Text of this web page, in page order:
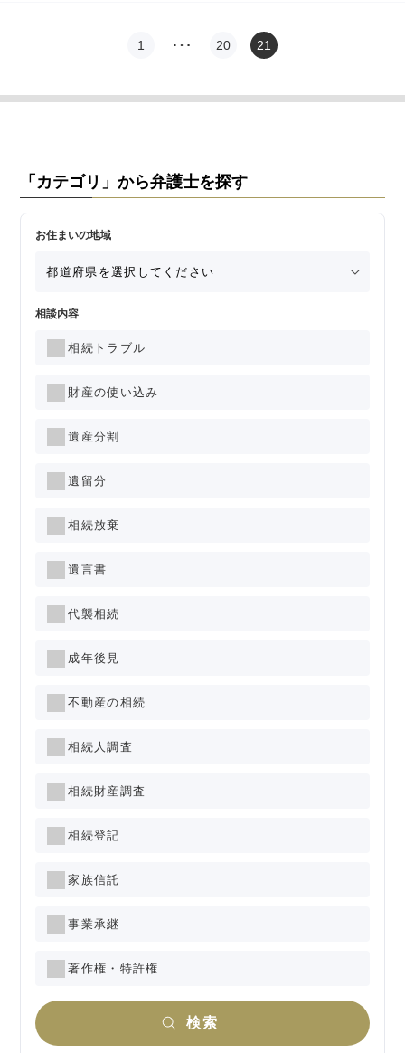
1 … 20 21
「カテゴリ」から弁護士を探す
お住まいの地域
相談内容
相続トラブル
財産の使い込み
遺産分割
遺留分
相続放棄
遺言書
代襲相続
成年後見
不動産の相続
相続人調査
相続財産調査
相続登記
家族信託
事業承継
著作権・特許権
検索